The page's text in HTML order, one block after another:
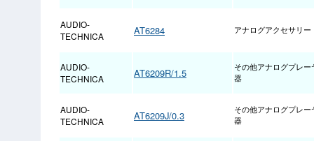
AUDIO-
TECHNICA
AT6284 アナログアクセサリー
AUDIO-
TECHNICA
AT6209R/1.5
その他アナログプレー
器
AUDIO-
TECHNICA
AT6209J/0.3
その他アナログプレー
器